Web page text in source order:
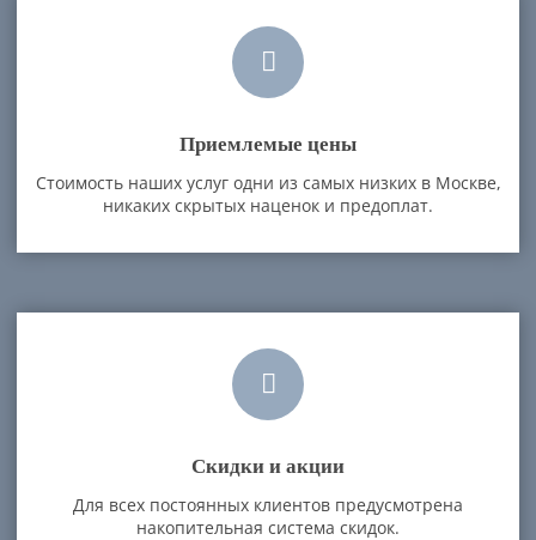
Приемлемые цены
Стоимость наших услуг одни из самых низких в Москве,
никаких скрытых наценок и предоплат.
Скидки и акции
Для всех постоянных клиентов предусмотрена
накопительная система скидок.